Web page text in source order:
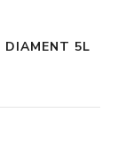
DIAMENT 5L